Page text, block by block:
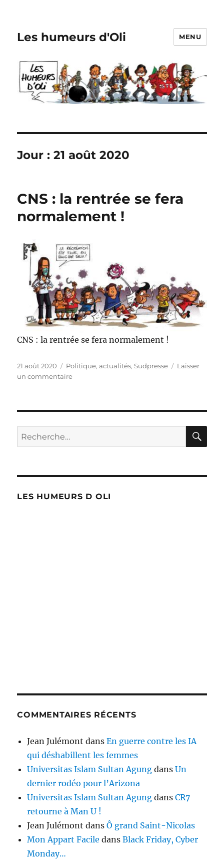
Les humeurs d'Oli MENU
Jour :21 août 2020
CNS : la rentrée se fera
normalement !
CNS : la rentrée se fera normalement !
Publié
le
21 août 2020 Catégories
Politique, actualités,Sudpresse
Laisser
un commentairesur
se
normalement
Recherche
pour :
LES HUMEURS D OLI
COMMENTAIRES RÉCENTS
Jean Julémont dansEn guerre contre les IA
qui déshabillent les femmes
Universitas Islam Sultan Agung dansUn
dernier rodéo pour l’Arizona
Universitas Islam Sultan Agung dansCR7
retourne à Man U !
Jean Julémont dansÔ grand Saint-Nicolas
Mon Appart Facile dansBlack Friday, Cyber
Monday…